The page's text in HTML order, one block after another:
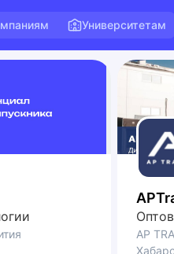
Университетам
AP
Хабаровске.